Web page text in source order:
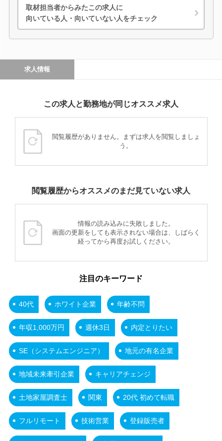
取材担当者からみたこの求人に
向いている人・向いていない人をチェック
求人情報
この求人と勤務地が同じオススメ求人
閲覧履歴がありません。まずは求人を閲覧しましょ
う。
閲覧履歴からオススメのまだ見ていない求人
情報の読み込みに失敗しました。
画面の更新をしても表示されない場合は、しばらく
経ってから再度お試しください。
注目のキーワード
40代 ホワイト企業 年齢不問
年収1,000万円 週休3日 内定とりたい
SE（システムエンジニア） 地元の有名企業
地域未来牽引企業 キャリアチェンジ
土地家屋調査士 関東 20代 初めて転職
フルリモート 技術営業 登録販売者